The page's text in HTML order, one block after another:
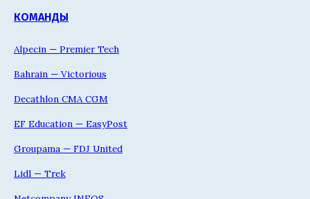
КОМАНДЫ
Alpecin — Premier Tech
Bahrain — Victorious
Decathlon CMA CGM
EF Education — EasyPost
Groupama — FDJ United
Lidl — Trek